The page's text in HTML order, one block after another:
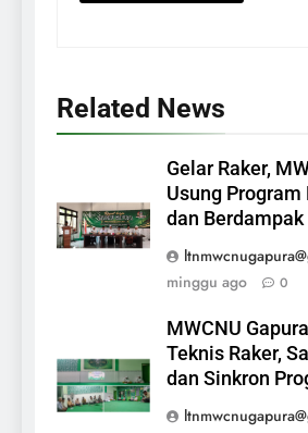
Related News
Gelar Raker,
Usung
dan
minggu ago
0
MWCNU
Teknis Raker,
dan Sinkron